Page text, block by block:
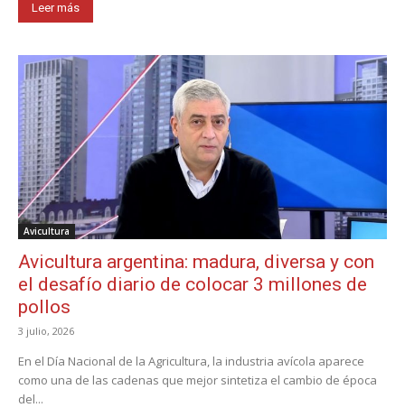
Leer más
Avicultura
Avicultura argentina: madura, diversa y con
el desafío diario de colocar 3 millones de
pollos
3 julio, 2026
En el Día Nacional de la Agricultura, la industria avícola aparece
como una de las cadenas que mejor sintetiza el cambio de época
del...